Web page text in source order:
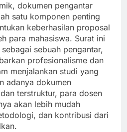
dokumen pengantar
satu komponen penting
keberhasilan proposal
para mahasiswa. Surat ini
sebuah pengantar,
profesionalisme dan
menjalankan studi yang
adanya dokumen
terstruktur, para dosen
akan lebih mudah
dan kontribusi dari